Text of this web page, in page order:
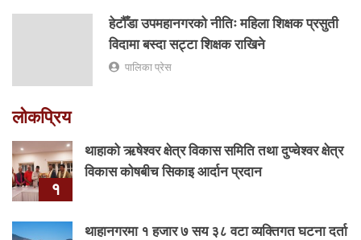
हेटौँडा उपमहानगरको नीतिः महिला शिक्षक प्रसुती
विदामा बस्दा सट्टा शिक्षक राखिने
पालिका प्रेस
लोकप्रिय
१
थाहाको ऋषेश्वर क्षेत्र विकास समिति तथा दुप्चेश्वर क्षेत्र
विकास कोषबीच सिकाइ आर्दान प्रदान
थाहानगरमा १ हजार ७ सय ३८ वटा व्यक्तिगत घटना दर्ता